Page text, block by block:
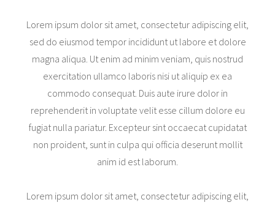
Lorem ipsum dolor sit amet, consectetur adipiscing elit,
sed do eiusmod tempor incididunt ut labore et dolore
magna aliqua. Ut enim ad minim veniam, quis nostrud
exercitation ullamco laboris nisi ut aliquip ex ea
commodo consequat. Duis aute irure dolor in
reprehenderit in voluptate velit esse cillum dolore eu
fugiat nulla pariatur. Excepteur sint occaecat cupidatat
non proident, sunt in culpa qui officia deserunt mollit
anim id est laborum.
Lorem ipsum dolor sit amet, consectetur adipiscing elit,